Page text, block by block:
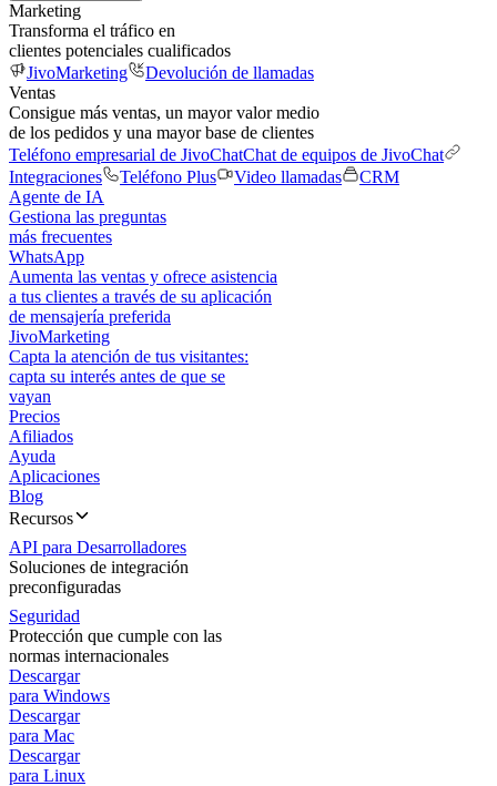
Marketing
Transforma el tráfico en
clientes potenciales cualificados
JivoMarketing
Devolución de llamadas
Ventas
Consigue más ventas, un mayor valor medio
de los pedidos y una mayor base de clientes
Teléfono empresarial de JivoChatChat de equipos de JivoChat
Integraciones
Teléfono Plus Video llamadas
CRM
Agente de IA
Gestiona las preguntas
más frecuentes
WhatsApp
Aumenta las ventas y ofrece asistencia
a tus clientes a través de su aplicación
de mensajería preferida
JivoMarketing
Capta la atención de tus visitantes:
capta su interés antes de que se
vayan
Precios
Afiliados
Ayuda
Aplicaciones
Blog
Recursos
API para Desarrolladores
Soluciones de integración
preconfiguradas
Seguridad
Protección que cumple con las
normas internacionales
Descargar
para Windows
Descargar
para Mac
Descargar
para Linux